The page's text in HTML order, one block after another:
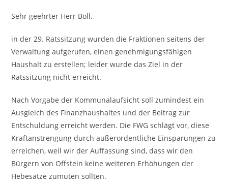
Sehr geehrter Herr Böll,
in der 29. Ratssitzung wurden die Fraktionen seitens der
Verwaltung aufgerufen, einen genehmigungsfähigen
Haushalt zu erstellen; leider wurde das Ziel in der
Ratssitzung nicht erreicht.
Nach Vorgabe der Kommunalaufsicht soll zumindest ein
Ausgleich des Finanzhaushaltes und der Beitrag zur
Entschuldung erreicht werden. Die FWG schlägt vor, diese
Kraftanstrengung durch außerordentliche Einsparungen zu
erreichen, weil wir der Auffassung sind, dass wir den
Bürgern von Offstein keine weiteren Erhöhungen der
Hebesätze zumuten sollten.